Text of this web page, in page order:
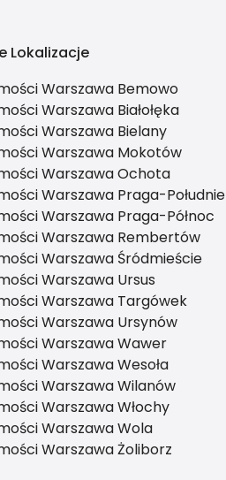
Lokalizacje
Warszawa Bemowo
Warszawa Białołęka
Warszawa Bielany
Warszawa Mokotów
Warszawa Ochota
Warszawa Praga-Południe
Warszawa Praga-Północ
Warszawa Rembertów
Warszawa Śródmieście
Warszawa Ursus
Warszawa Targówek
Warszawa Ursynów
Warszawa Wawer
Warszawa Wesoła
Warszawa Wilanów
Warszawa Włochy
Warszawa Wola
Warszawa Żoliborz